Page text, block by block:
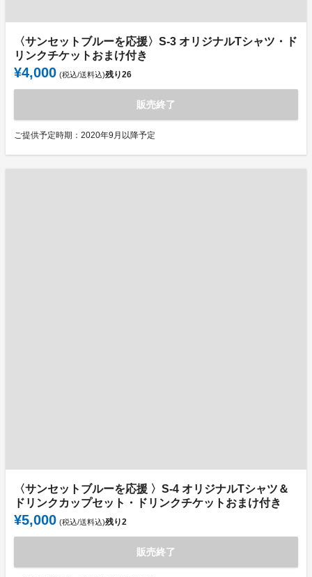
〈サンセットブルーを応援〉S-3 オリジナルTシャツ・ド
リンクチケットおまけ付き
¥4,000 (税込/送料込)残り26
販売終了
ご提供予定時期：2020年9月以降予定
〈サンセットブルーを応援 〉S-4 オリジナルTシャツ＆
ドリンクカップセット・ドリンクチケットおまけ付き
¥5,000 (税込/送料込)残り2
販売終了